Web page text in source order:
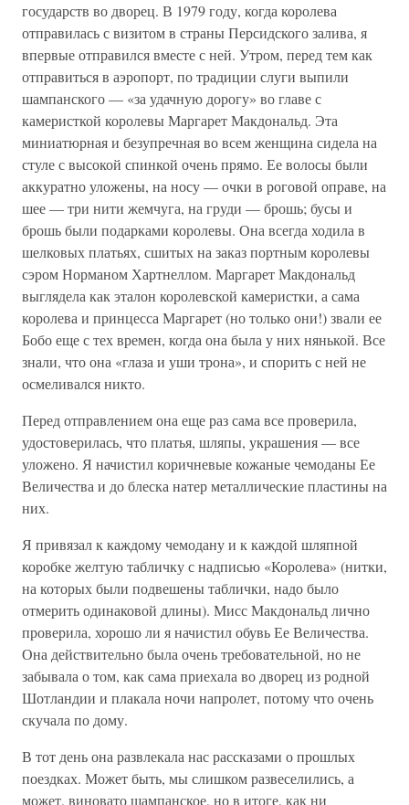
государств во дворец. В 1979 году, когда королева
отправилась с визитом в страны Персидского залива, я
впервые отправился вместе с ней. Утром, перед тем как
отправиться в аэропорт, по традиции слуги выпили
шампанского — «за удачную дорогу» во главе с
камеристкой королевы Маргарет Макдональд. Эта
миниатюрная и безупречная во всем женщина сидела на
стуле с высокой спинкой очень прямо. Ее волосы были
аккуратно уложены, на носу — очки в роговой оправе, на
шее — три нити жемчуга, на груди — брошь; бусы и
брошь были подарками королевы. Она всегда ходила в
шелковых платьях, сшитых на заказ портным королевы
сэром Норманом Хартнеллом. Маргарет Макдональд
выглядела как эталон королевской камеристки, а сама
королева и принцесса Маргарет (но только они!) звали ее
Бобо еще с тех времен, когда она была у них нянькой. Все
знали, что она «глаза и уши трона», и спорить с ней не
осмеливался никто.
Перед отправлением она еще раз сама все проверила,
удостоверилась, что платья, шляпы, украшения — все
уложено. Я начистил коричневые кожаные чемоданы Ее
Величества и до блеска натер металлические пластины на
них.
Я привязал к каждому чемодану и к каждой шляпной
коробке желтую табличку с надписью «Королева» (нитки,
на которых были подвешены таблички, надо было
отмерить одинаковой длины). Мисс Макдональд лично
проверила, хорошо ли я начистил обувь Ее Величества.
Она действительно была очень требовательной, но не
забывала о том, как сама приехала во дворец из родной
Шотландии и плакала ночи напролет, потому что очень
скучала по дому.
В тот день она развлекала нас рассказами о прошлых
поездках. Может быть, мы слишком развеселились, а
может, виновато шампанское, но в итоге, как ни